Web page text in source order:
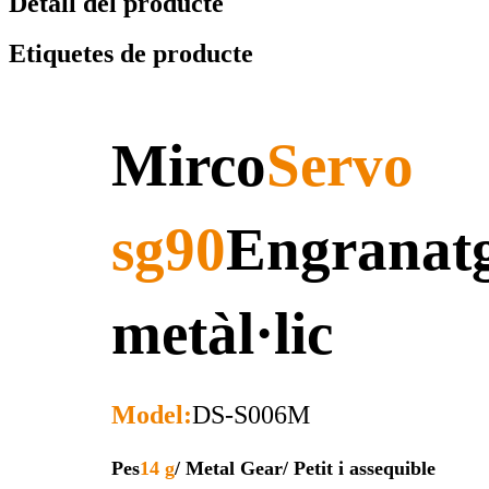
Etiquetes de producte
MircoServo
sg90
metàl·lic
Model:DS-S006M
Pes14 g/ Metal Gear/ Petit i assequible